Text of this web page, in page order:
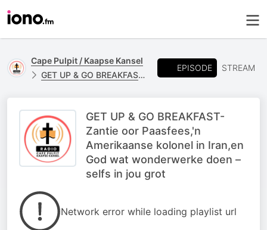
Cape Pulpit / Kaapse Kansel
GET UP & GO BREAKFAST - ZANTIE SWANPOEL
EPISODE STREAM
GET UP & GO BREAKFAST-
Zantie oor Paasfees,'n
Amerikaanse kolonel in Iran,en
God wat wonderwerke doen –
selfs in jou grot
Network error while loading playlist url